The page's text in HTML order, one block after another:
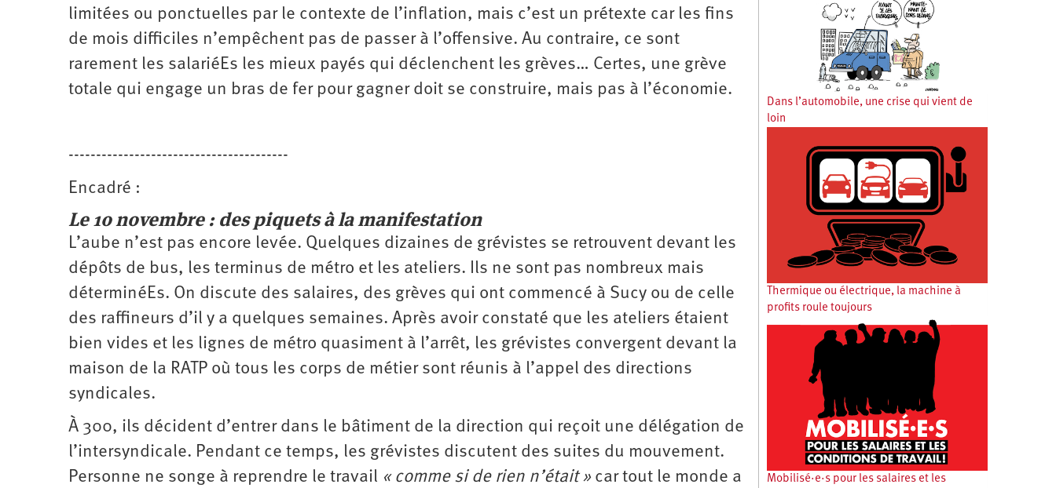
limitées ou ponctuelles par le contexte de l’inflation, mais c’est un prétexte car les fins
de mois difficiles n’empêchent pas de passer à l’offensive. Au contraire, ce sont
rarement les salariéEs les mieux payés qui déclenchent les grèves… Certes, une grève
totale qui engage un bras de fer pour gagner doit se construire, mais pas à l’économie.
----------------------------------------
Encadré :
Le 10 novembre : des piquets à la manifestation
L’aube n’est pas encore levée. Quelques dizaines de grévistes se retrouvent devant les
dépôts de bus, les terminus de métro et les ateliers. Ils ne sont pas nombreux mais
déterminéEs. On discute des salaires, des grèves qui ont commencé à Sucy ou de celle
des raffineurs d’il y a quelques semaines. Après avoir constaté que les ateliers étaient
bien vides et les lignes de métro quasiment à l’arrêt, les grévistes convergent devant la
maison de la RATP où tous les corps de métier sont réunis à l’appel des directions
syndicales.
À 300, ils décident d’entrer dans le bâtiment de la direction qui reçoit une délégation de
l’intersyndicale. Pendant ce temps, les grévistes discutent des suites du mouvement.
Personne ne songe à reprendre le travail « comme si de rien n’était » car tout le monde a
Dans l’automobile, une crise qui vient de
loin
Thermique ou électrique, la machine à
profits roule toujours
Mobilisé·e·s pour les salaires et les